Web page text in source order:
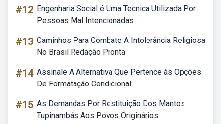
#12 Engenharia Social é Uma Tecnica Utilizada Por
Pessoas Mal Intencionadas
#13 Caminhos Para Combate A Intolerância Religiosa
No Brasil Redação Pronta
#14 Assinale A Alternativa Que Pertence às Opções
De Formatação Condicional:
#15 As Demandas Por Restituição Dos Mantos
Tupinambás Aos Povos Originários